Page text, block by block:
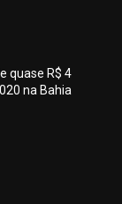
quase R$ 4
na Bahia